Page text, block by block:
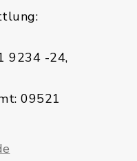
9234 -24,
09521